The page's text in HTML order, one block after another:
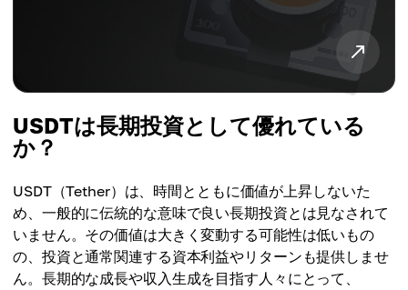
USDTは長期投資として優れている
か？
USDT（Tether）は、時間とともに価値が上昇しないた
め、一般的に伝統的な意味で良い長期投資とは見なされて
いません。その価値は大きく変動する可能性は低いもの
の、投資と通常関連する資本利益やリターンも提供しませ
ん。長期的な成長や収入生成を目指す人々にとって、